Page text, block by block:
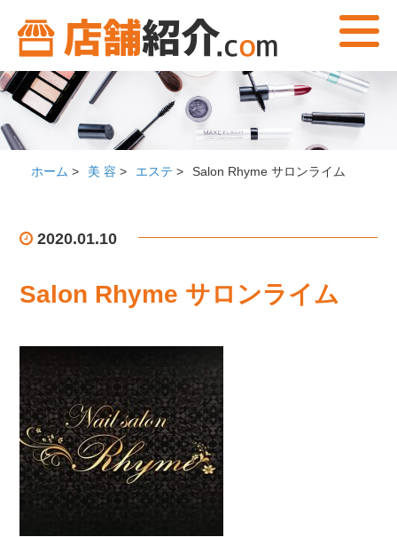
ホーム > 美 容 > エステ > Salon Rhyme サロンライム
2020.01.10
Salon Rhyme サロンライム